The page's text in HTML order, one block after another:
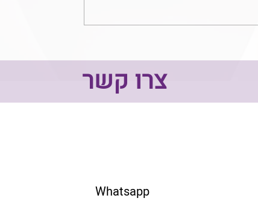
Whatsapp
צרו קשר